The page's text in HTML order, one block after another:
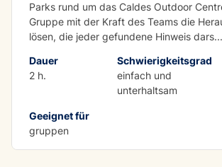
Parks rund um das Caldes Outdoor
Gruppe mit der Kraft des Teams die
lösen, die jeder gefundene Hinweis dars...
Dauer
2 h.
Schwierigkeitsgrad
einfach und
unterhaltsam
Geeignet für
gruppen
MTB-Routen für Schulen und